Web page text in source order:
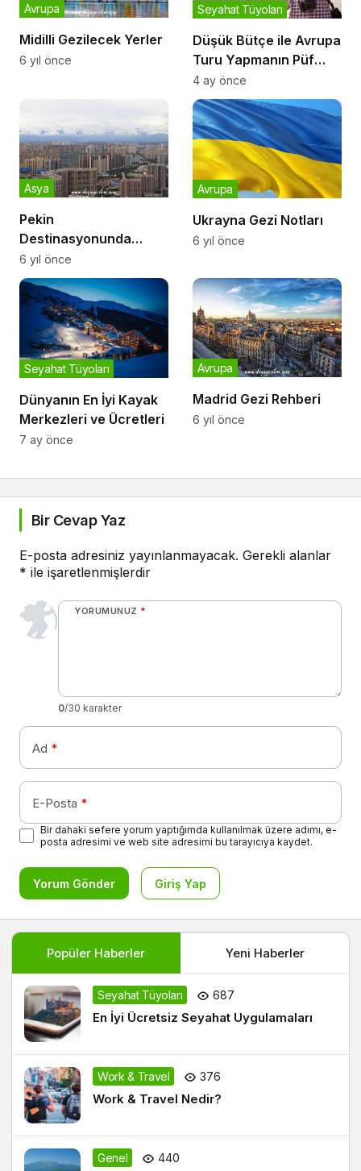
Midilli Gezilecek Yerler
Avrupa
6 yıl önce
Düşük Bütçe ile Avrupa
Turu Yapmanın Püf
Noktaları
Seyahat Tüyoları
4 ay önce
Pekin
Destinasyonunda
Gezilecek Yerler
Asya
6 yıl önce
Ukrayna Gezi Notları
Avrupa
6 yıl önce
Dünyanın En İyi Kayak
Merkezleri ve Ücretleri
Seyahat Tüyoları
7 ay önce
Madrid Gezi Rehberi
Avrupa
6 yıl önce
Bir Cevap Yaz
E-posta adresiniz yayınlanmayacak. Gerekli alanlar
* ile işaretlenmişlerdir
YORUMUNUZ *
0/30 karakter
Ad *
E-Posta *
Bir dahaki sefere yorum yaptığımda kullanılmak üzere adımı, e-
posta adresimi ve web site adresimi bu tarayıcıya kaydet.
Yorum Gönder Giriş Yap
Popüler Haberler Yeni Haberler
Seyahat Tüyoları 687
En İyi Ücretsiz Seyahat Uygulamaları
Work & Travel 376
Work & Travel Nedir?
Genel 440